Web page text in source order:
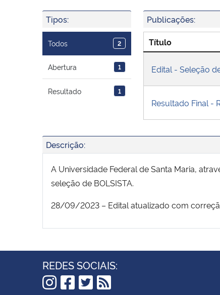
Tipos:
Todos 2
Abertura 1
Resultado 1
Publicações:
Título
Edital - Seleção
Resultado Final -
Descrição:
A Universidade Federal de Santa Maria,
seleção de BOLSISTA.
28/09/2023 – Edital atualizado com
REDES SOCIAIS: